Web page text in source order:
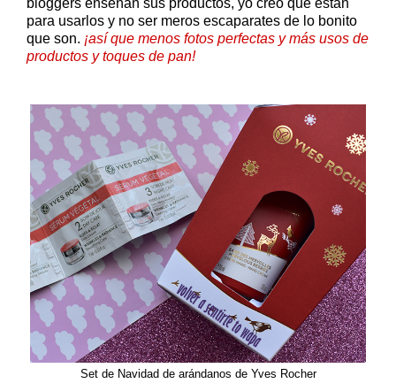
para usarlos y no ser meros escaparates de lo bonito
que son. ¡así que menos fotos perfectas y más usos de
productos y toques de pan!
Set de Navidad de arándanos de Yves Rocher